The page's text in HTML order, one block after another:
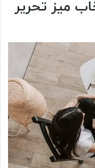
میز تحریر